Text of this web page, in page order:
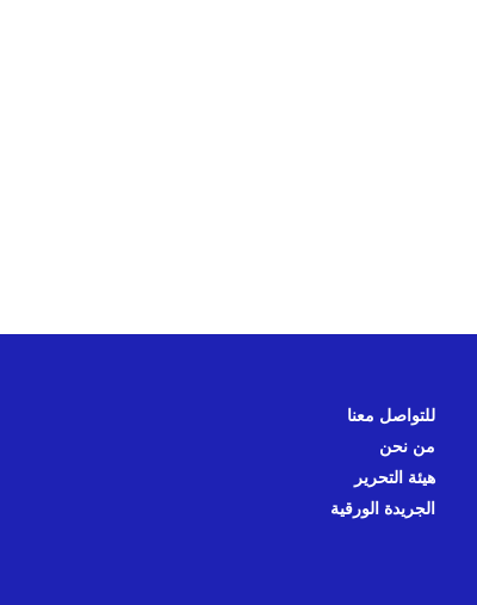
للتواصل معنا
من نحن
هيئة التحرير
الجريدة الورقية